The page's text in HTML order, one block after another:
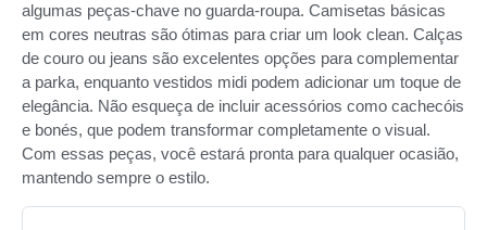
algumas peças-chave no guarda-roupa. Camisetas básicas
em cores neutras são ótimas para criar um look clean. Calças
de couro ou jeans são excelentes opções para complementar
a parka, enquanto vestidos midi podem adicionar um toque de
elegância. Não esqueça de incluir acessórios como cachecóis
e bonés, que podem transformar completamente o visual.
Com essas peças, você estará pronta para qualquer ocasião,
mantendo sempre o estilo.